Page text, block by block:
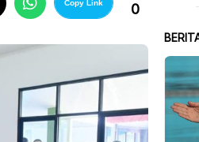
Copy Link 0